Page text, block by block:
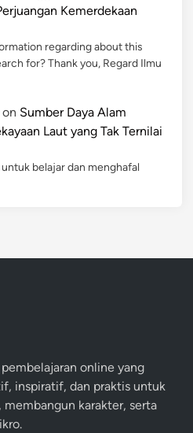
Kemerdekaan
regarding about this
for? Thank you, Regard Ilmu
on Sumber Daya Alam
Laut yang Tak Ternilai
belajar dan menghafal
online yang
inspiratif, dan praktis untuk
karakter, serta